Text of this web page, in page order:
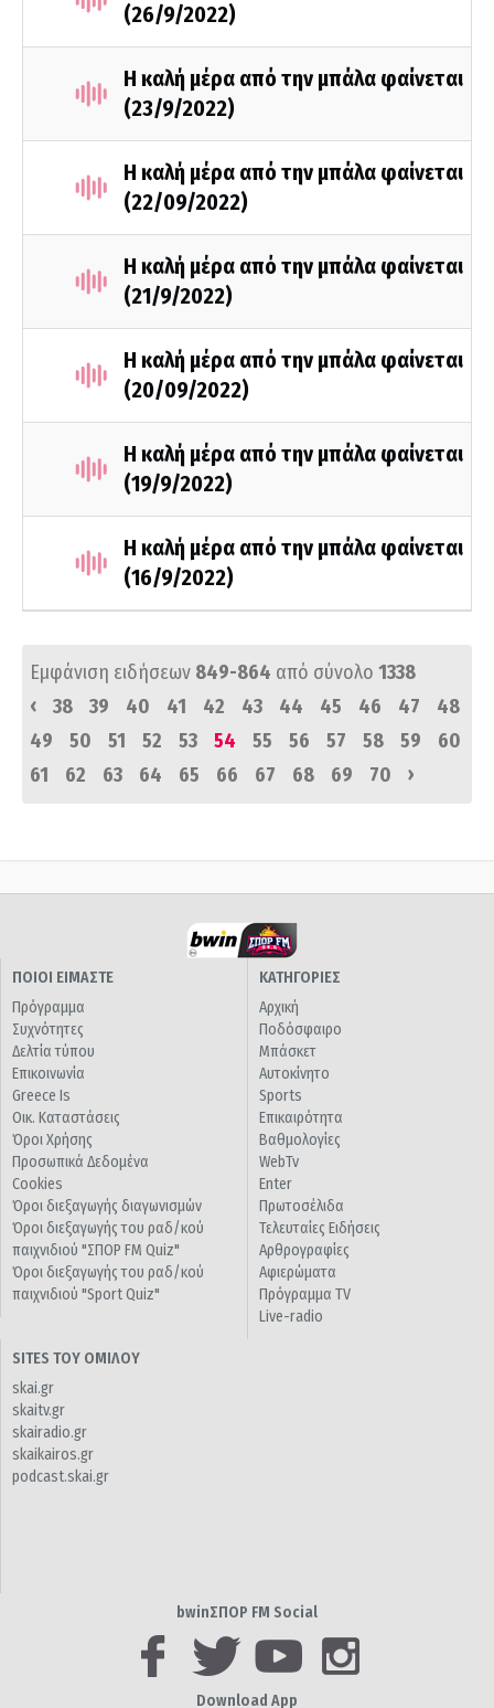
(26/9/2022)
Η καλή μέρα από την μπάλα φαίνεται
(23/9/2022)
Η καλή μέρα από την μπάλα φαίνεται
(22/09/2022)
Η καλή μέρα από την μπάλα φαίνεται
(21/9/2022)
Η καλή μέρα από την μπάλα φαίνεται
(20/09/2022)
Η καλή μέρα από την μπάλα φαίνεται
(19/9/2022)
Η καλή μέρα από την μπάλα φαίνεται
(16/9/2022)
Εμφάνιση ειδήσεων 849-864 από σύνολο 1338
‹
38 39 40 41 42 43 44 45 46 47
48
49
50 51 52 53 54 55 56 57 58 59
60
61
62 63 64 65 66 67 68 69 70 ›
ΠΟΙΟΙ ΕΙΜΑΣΤΕ
Πρόγραμμα
Συχνότητες
Δελτία τύπου
Επικοινωνία
Greece Is
Οικ. Καταστάσεις
Όροι Χρήσης
Προσωπικά Δεδομένα
Cookies
Όροι διεξαγωγής διαγωνισμών
Όροι διεξαγωγής του ραδ/κού
παιχνιδιού "ΣΠΟΡ FM Quiz"
Όροι διεξαγωγής του ραδ/κού
παιχνιδιού "Sport Quiz"
ΚΑΤΗΓΟΡΙΕΣ
Αρχική
Ποδόσφαιρο
Μπάσκετ
Αυτοκίνητο
Sports
Επικαιρότητα
Βαθμολογίες
WebTv
Enter
Πρωτοσέλιδα
Τελευταίες Ειδήσεις
Αρθρογραφίες
Αφιερώματα
Πρόγραμμα TV
Live-radio
SITES ΤΟΥ ΟΜΙΛΟΥ
skai.gr
skaitv.gr
skairadio.gr
skaikairos.gr
podcast.skai.gr
bwinΣΠΟΡ FM Social
Download App